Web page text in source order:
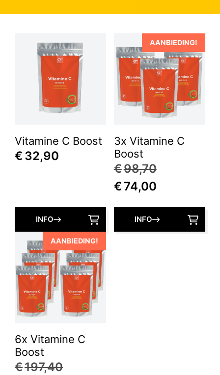
Vitamine C Boost
€ 32,90
INFO
AANBIEDING!
3x Vitamine C
Boost
€98,70
was:
€98,70.
€ 74,00Huidige
prijs
is:
INFO
AANBIEDING!
6x Vitamine C
Boost
€197,40